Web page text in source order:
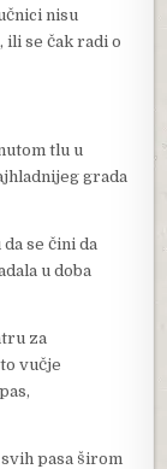
nisu
se čak radi o
tlu u
grada
se čini da
u doba
za
vučje
pasa širom